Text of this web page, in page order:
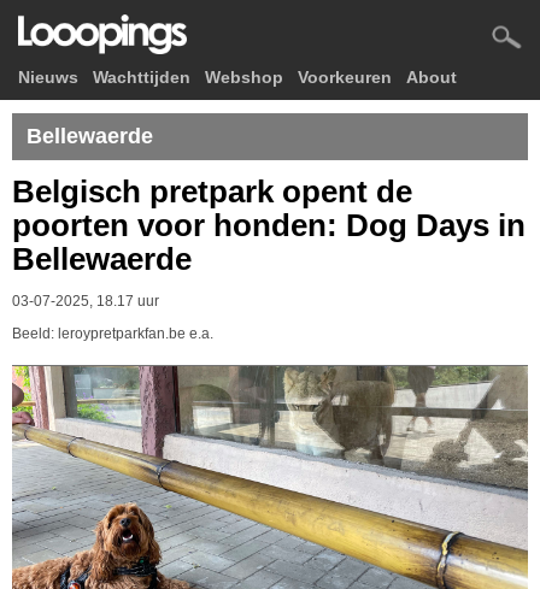
Nieuws Wachttijden Webshop Voorkeuren About
Bellewaerde
Belgisch pretpark opent de
poorten voor honden: Dog Days in
Bellewaerde
03-07-2025, 18.17 uur
Beeld: leroypretparkfan.be e.a.